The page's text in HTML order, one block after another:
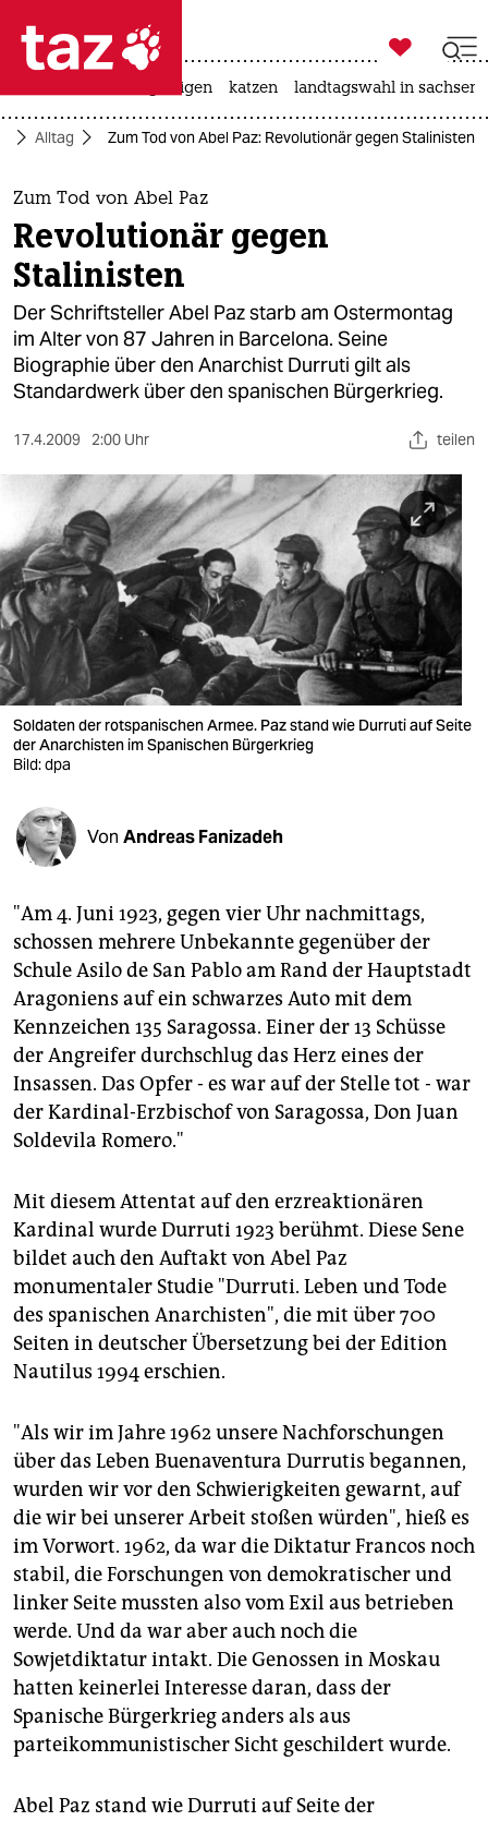
 taz zahl ich
taz zahl ich
themen
politik
öko
gesellschaft
kultur
sport
berlin
nord
wahrheit
verlag
verlag
veranstaltungen
shop
fragen & hilfe
unterstützen
genossenschaft
epaper login

taz zahl ich
bergsteigen katzen landtagswahl in
Alltag Zum Tod von Abel Paz: Revolutionär gegen Stalinisten
Zum Tod von Abel Paz
Revolutionär gegen
Stalinisten
Der Schriftsteller Abel Paz starb am Ostermontag
im Alter von 87 Jahren in Barcelona. Seine
Biographie über den Anarchist Durruti gilt als
Standardwerk über den spanischen Bürgerkrieg.
17.4.2009 2:00 Uhr teilen
Soldaten der rotspanischen Armee. Paz stand wie Durruti auf Seite
der Anarchisten im Spanischen Bürgerkrieg
Bild: dpa
Von Andreas Fanizadeh
"Am 4. Juni 1923, gegen vier Uhr nachmittags,
schossen mehrere Unbekannte gegenüber der
Schule Asilo de San Pablo am Rand der Hauptstadt
Aragoniens auf ein schwarzes Auto mit dem
Kennzeichen 135 Saragossa. Einer der 13 Schüsse
der Angreifer durchschlug das Herz eines der
Insassen. Das Opfer - es war auf der Stelle tot - war
der Kardinal-Erzbischof von Saragossa, Don Juan
Soldevila Romero."
Mit diesem Attentat auf den erzreaktionären
Kardinal wurde Durruti 1923 berühmt. Diese Sene
bildet auch den Auftakt von Abel Paz
monumentaler Studie "Durruti. Leben und Tode
des spanischen Anarchisten", die mit über 700
Seiten in deutscher Übersetzung bei der Edition
Nautilus 1994 erschien.
"Als wir im Jahre 1962 unsere Nachforschungen
über das Leben Buenaventura Durrutis begannen,
wurden wir vor den Schwierigkeiten gewarnt, auf
die wir bei unserer Arbeit stoßen würden", hieß es
im Vorwort. 1962, da war die Diktatur Francos noch
stabil, die Forschungen von demokratischer und
linker Seite mussten also vom Exil aus betrieben
werde. Und da war aber auch noch die
Sowjetdiktatur intakt. Die Genossen in Moskau
hatten keinerlei Interesse daran, dass der
Spanische Bürgerkrieg anders als aus
parteikommunistischer Sicht geschildert wurde.
Abel Paz stand wie Durruti auf Seite der